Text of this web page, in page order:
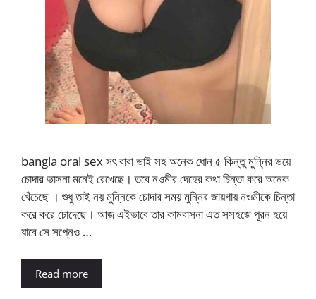
bangla oral sex সৎ বাবা ভাই সহ অনেক ধোন ৫ কিন্তু মুন্নির ভয়ে
চোদার ভাসনা মনেই রেখেছে। তবে নওমীর দেহের কথা চিন্তা করে অনেক
খেঁচেছে । শুধু তাই নয় মুন্নিকে চোদার সময় মুন্নির জায়গায় নওমীকে চিন্তা
করে করে চোদেছে। আজ এইভাবে তার কামবাসনা এত সসহজে পূরন হয়ে
যাবে সে সপ্নেও …
Read more